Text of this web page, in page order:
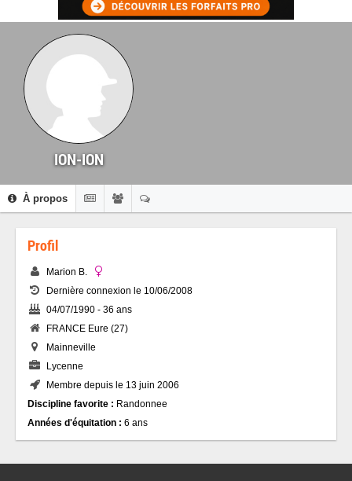
ION-ION
À propos
Profil
Marion B.
Dernière connexion le 10/06/2008
04/07/1990 - 36 ans
FRANCE Eure (27)
Mainneville
Lycenne
Membre depuis le 13 juin 2006
Discipline favorite : Randonnee
Années d'équitation : 6 ans